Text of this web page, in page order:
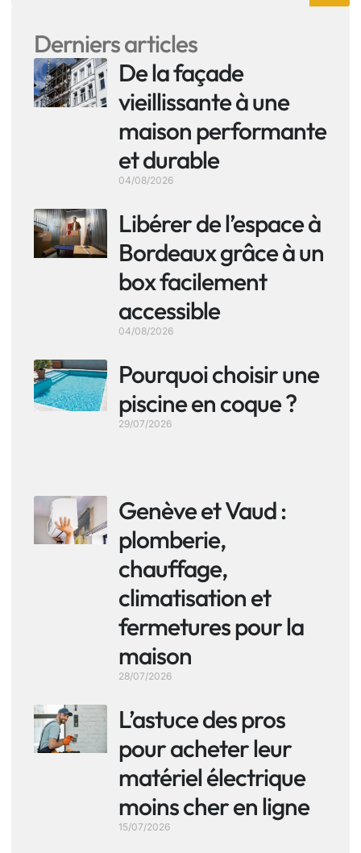
Derniers articles
De la façade
vieillissante à une
maison performante
et durable
04/08/2026
Libérer de l’espace à
Bordeaux grâce à un
box facilement
accessible
04/08/2026
Pourquoi choisir une
piscine en coque ?
29/07/2026
Genève et Vaud :
plomberie,
chauffage,
climatisation et
fermetures pour la
maison
28/07/2026
L’astuce des pros
pour acheter leur
matériel électrique
moins cher en ligne
15/07/2026